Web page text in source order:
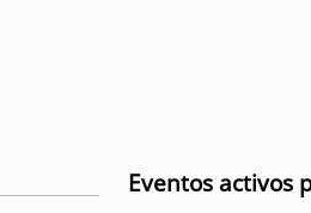
Eventos activos